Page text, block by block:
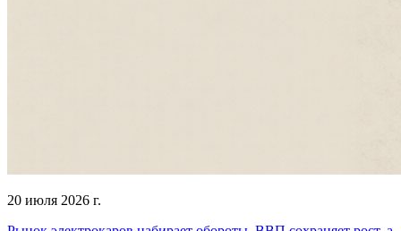
20 июля 2026 г.